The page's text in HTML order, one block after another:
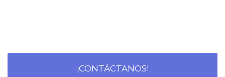
¡CONTÁCTANOS!